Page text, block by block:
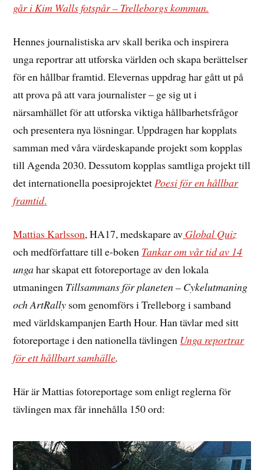
går i Kim Walls fotspår – Trelleborgs kommun.
Hennes journalistiska arv skall berika och inspirera
unga reportrar att utforska världen och skapa berättelser
för en hållbar framtid. Elevernas uppdrag har gått ut på
att prova på att vara journalister – ge sig ut i
närsamhället för att utforska viktiga hållbarhetsfrågor
och presentera nya lösningar. Uppdragen har kopplats
samman med våra värdeskapande projekt som kopplas
till Agenda 2030. Dessutom kopplas samtliga projekt till
det internationella poesiprojektetPoesi för en hållbar
framtid.
Mattias Karlsson, HA17, medskapare av Global Quiz
och medförfattare till e-boken Tankar om vår tid av 14
ungahar skapat ett fotoreportage av den lokala
utmaningen Tillsammans för planeten – Cykelutmaning
och ArtRally som genomförs i Trelleborg i samband
med världskampanjen Earth Hour. Han tävlar med sitt
fotoreportage i den nationella tävlingen Unga reportrar
för ett hållbart samhälle.
Här är Mattias fotoreportage som enligt reglerna för
tävlingen max får innehålla 150 ord: